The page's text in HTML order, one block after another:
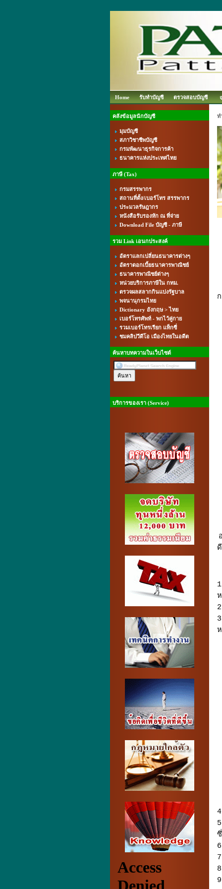
Home รับทำบัญชี ตรวจสอบบัญชี
คลังข้อมูลนักบัญชี
มุมบัญชี
สภาวิชาชีพบัญชี
กรมพัฒนาธุรกิจการค้า
ธนาคารแห่งประเทศไทย
ภาษี (Tax)
กรมสรรพากร
สถานที่ตั้ง/เบอร์โทร สรรพากร
ประมวลรัษฎากร
หนังสือรับรองหัก ณ ที่จ่าย
Download File บัญชี - ภาษี
รวม Link เอนกประสงค์
อัตราแลกเปลี่ยนธนาคารต่างๆ
อัตราดอกเบี้ยธนาคารพาณิชย์
ธนาคารพาณิชย์ต่างๆ
หน่วยบริการภาษีใน กทม.
ตรวจผลสลากกินแบ่งรัฐบาล
พจนานุกรมไทย
Dictionary อังกฤษ > ไทย
เบอร์โทรศัพท์ - พกไว้คู่กาย
รวมเบอร์โทรเรียก แท็กซี่
ชมคลิปวีดีโอ เมืองไทยในอดีต
ค้นหาบทความในเว็บไซต์
บริการของเรา (Service)
ท